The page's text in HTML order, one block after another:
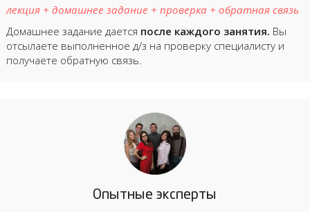
лекция + домашнее задание + проверка + обратная связь
Домашнее задание дается после каждого занятия. Вы
отсылаете выполненное д/з на проверку специалисту и
получаете обратную связь.
Опытные эксперты